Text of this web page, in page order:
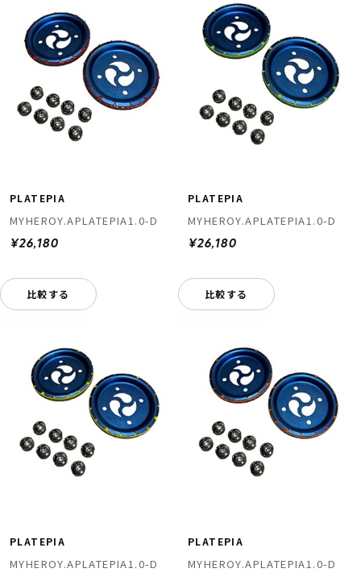
PLATEPIA
MYHEROY.APLATEPIA1.0-D
¥26,180
比較する
PLATEPIA
MYHEROY.APLATEPIA1.0-D
¥26,180
比較する
PLATEPIA
MYHEROY.APLATEPIA1.0-D
PLATEPIA
MYHEROY.APLATEPIA1.0-D